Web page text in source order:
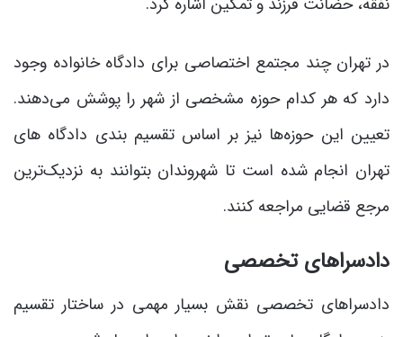
در تهران چند مجتمع اختصاصی برای دادگاه خانواده وجود
دارد که هر کدام حوزه مشخصی از شهر را پوشش می‌دهند.
تعیین این حوزه‌ها نیز بر اساس تقسیم بندی دادگاه های
تهران انجام شده است تا شهروندان بتوانند به نزدیک‌ترین
مرجع قضایی مراجعه کنند.
دادسراهای تخصصی
دادسراهای تخصصی نقش بسیار مهمی در ساختار تقسیم